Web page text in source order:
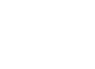
satisfacție”